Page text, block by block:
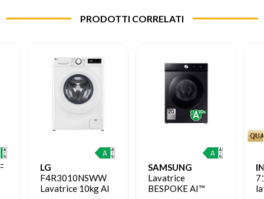
PRODOTTI CORRELATI
LG
F4R3010NSWW
Lavatrice 10kg AI
SAMSUNG
Lavatrice
BESPOKE AI™